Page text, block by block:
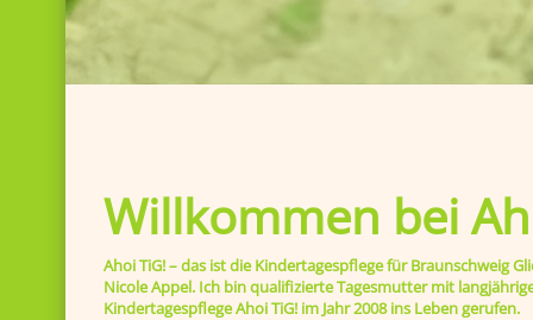
Willkommen bei
Ahoi TiG! – das ist die Kindertagespflege für Braunschweig
Nicole Appel. Ich bin qualifizierte Tagesmutter mit
Kindertagespflege Ahoi TiG! im Jahr 2008 ins Leben gerufen.